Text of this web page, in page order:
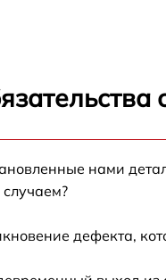
Korting KDI 6055
Korting KDI 6055
нами
дефекта,